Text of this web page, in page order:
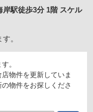
駅徒歩3分 1階 スケル
。
。
物件を更新していま
物件をお探しくださ